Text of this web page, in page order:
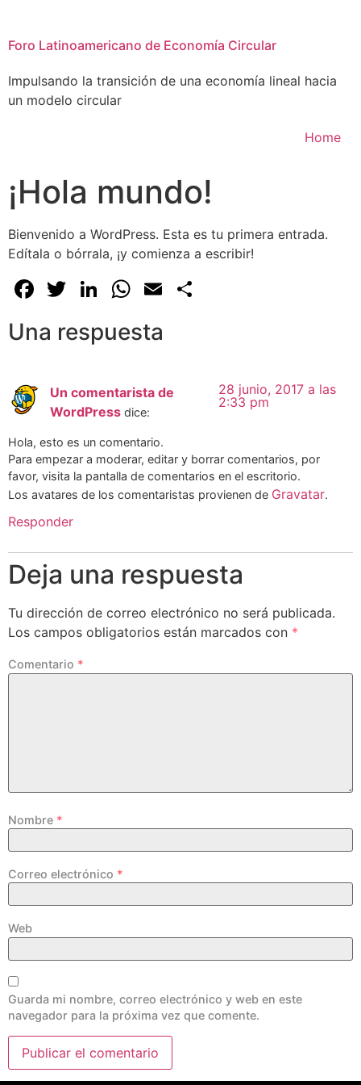
Foro Latinoamericano de Economía Circular
Impulsando la transición de una economía lineal hacia
un modelo circular
Home
¡Hola mundo!
Bienvenido a WordPress. Esta es tu primera entrada.
Edítala o bórrala, ¡y comienza a escribir!
Facebook
Twitter
LinkedIn
WhatsApp
Email
Una respuesta
Un comentarista de
WordPress dice:
28 junio, 2017 a las
2:33 pm
Hola, esto es un comentario.
Para empezar a moderar, editar y borrar comentarios, por
favor, visita la pantalla de comentarios en el escritorio.
Los avatares de los comentaristas provienen de Gravatar.
Responder
Deja una respuesta
Tu dirección de correo electrónico no será publicada.
Los campos obligatorios están marcados con *
Comentario *
Nombre *
Correo electrónico *
Web
Guarda mi nombre, correo electrónico y web en este
navegador para la próxima vez que comente.